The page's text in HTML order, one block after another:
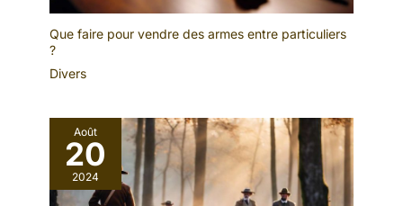
Que faire pour vendre des armes entre particuliers
?
Divers
Août
20
2024